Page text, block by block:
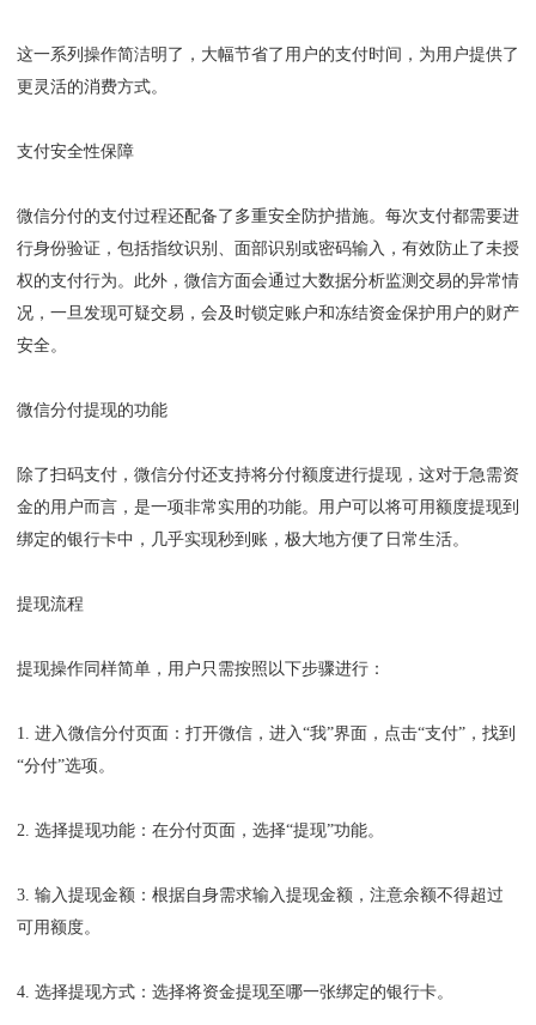
这一系列操作简洁明了，大幅节省了用户的支付时间，为用户提供了
更灵活的消费方式。
支付安全性保障
微信分付的支付过程还配备了多重安全防护措施。每次支付都需要进
行身份验证，包括指纹识别、面部识别或密码输入，有效防止了未授
权的支付行为。此外，微信方面会通过大数据分析监测交易的异常情
况，一旦发现可疑交易，会及时锁定账户和冻结资金保护用户的财产
安全。
微信分付提现的功能
除了扫码支付，微信分付还支持将分付额度进行提现，这对于急需资
金的用户而言，是一项非常实用的功能。用户可以将可用额度提现到
绑定的银行卡中，几乎实现秒到账，极大地方便了日常生活。
提现流程
提现操作同样简单，用户只需按照以下步骤进行：
1. 进入微信分付页面：打开微信，进入“我”界面，点击“支付”，找到
“分付”选项。
2. 选择提现功能：在分付页面，选择“提现”功能。
3. 输入提现金额：根据自身需求输入提现金额，注意余额不得超过
可用额度。
4. 选择提现方式：选择将资金提现至哪一张绑定的银行卡。